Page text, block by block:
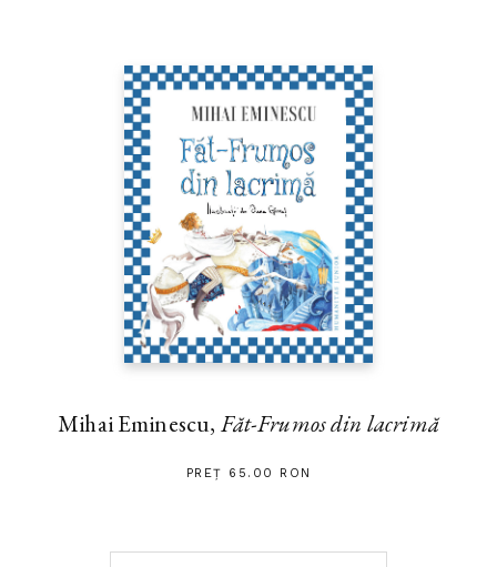
Mihai Eminescu, Făt-Frumos din lacrimă
PREȚ 65.00 RON